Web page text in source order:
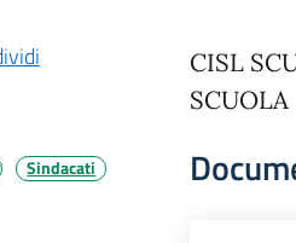
CISL
SCUOLA
Sindacati